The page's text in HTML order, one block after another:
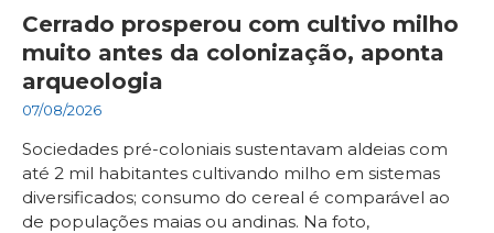
Cerrado prosperou com cultivo milho
muito antes da colonização, aponta
arqueologia
07/08/2026
Sociedades pré-coloniais sustentavam aldeias com
até 2 mil habitantes cultivando milho em sistemas
diversificados; consumo do cereal é comparável ao
de populações maias ou andinas. Na foto,